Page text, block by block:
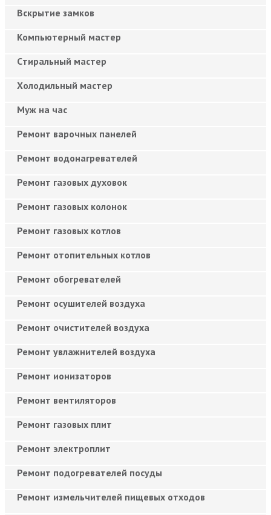
Вскрытие замков
Компьютерный мастер
Cтиральный мастер
Холодильный мастер
Муж на час
Ремонт варочных панелей
Ремонт водонагревателей
Ремонт газовых духовок
Ремонт газовых колонок
Ремонт газовых котлов
Ремонт отопительных котлов
Ремонт обогревателей
Ремонт осушителей воздуха
Ремонт очистителей воздуха
Ремонт увлажнителей воздуха
Ремонт ионизаторов
Ремонт вентиляторов
Ремонт газовых плит
Ремонт электроплит
Ремонт подогревателей посуды
Ремонт измельчителей пищевых отходов